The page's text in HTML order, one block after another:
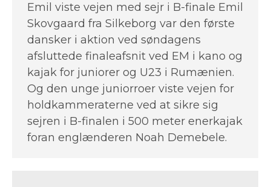
Emil viste vejen med sejr i B-finale Emil
Skovgaard fra Silkeborg var den første
dansker i aktion ved søndagens
afsluttede finaleafsnit ved EM i kano og
kajak for juniorer og U23 i Rumænien.
Og den unge juniorroer viste vejen for
holdkammeraterne ved at sikre sig
sejren i B-finalen i 500 meter enerkajak
foran englænderen Noah Demebele.